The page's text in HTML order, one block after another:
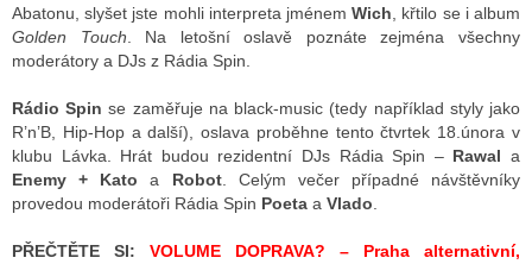
TELEVIZE
TELEVIZÍ
VYSÍLAČE
INTERNET
Abatonu, slyšet jste mohli interpreta jménem Wich , křtilo se i album
Golden Touch . Na letošní oslavě poznáte zejména všechny
moderátory a DJs z Rádia Spin.
Rádio Spin se zaměřuje na black-music (tedy například styly jako
R’n’B, Hip-Hop a další), oslava proběhne tento čtvrtek 18.února v
klubu Lávka. Hrát budou rezidentní DJs Rádia Spin – Rawal a
Enemy + Kato a Robot. Celým večer případné návštěvníky
provedou moderátoři Rádia Spin Poeta a Vlado
PŘEČTĚTE SI: VOLUME DOPRAVA? – Praha alternativní,